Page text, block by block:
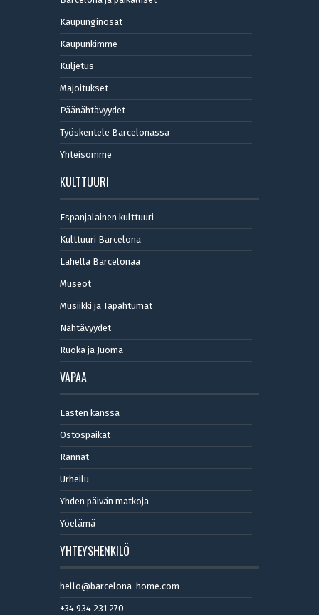
Kaupunginosat
Kaupunkimme
Kuljetus
Majoitukset
Päänähtävyydet
Työskentele Barcelonassa
Yhteisömme
KULTTUURI
Espanjalainen kulttuuri
Kulttuuri Barcelona
Lähellä Barcelonaa
Museot
Musiikki ja Tapahtumat
Nähtävyydet
Ruoka ja Juoma
VAPAA
Lasten kanssa
Ostospaikat
Rannat
Urheilu
Yhden päivän matkoja
Yöelämä
YHTEYSHENKILÖ
hello@barcelona-home.com
+34 934 231 270